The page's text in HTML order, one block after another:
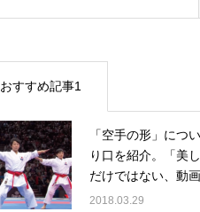
おすすめ記事1
「空手の形」につ
り口を紹介。「美し
だけではない、動
2018.03.29